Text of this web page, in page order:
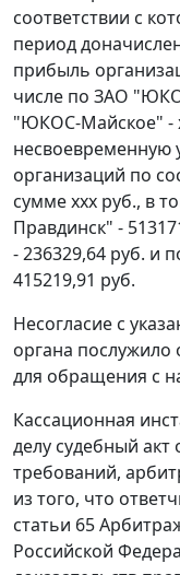
соответствии с
период
прибыль
числе по ЗАО
"ЮКОС-Майское" -
несвоевременную
организаций по
сумме xxx руб., в
Правдинск" -
- 236329,64 руб.
415219,91 руб.
Несогласие с
органа
для обращения с
Кассационная
делу судебный
требований,
из того, что
статьи 65
Российской